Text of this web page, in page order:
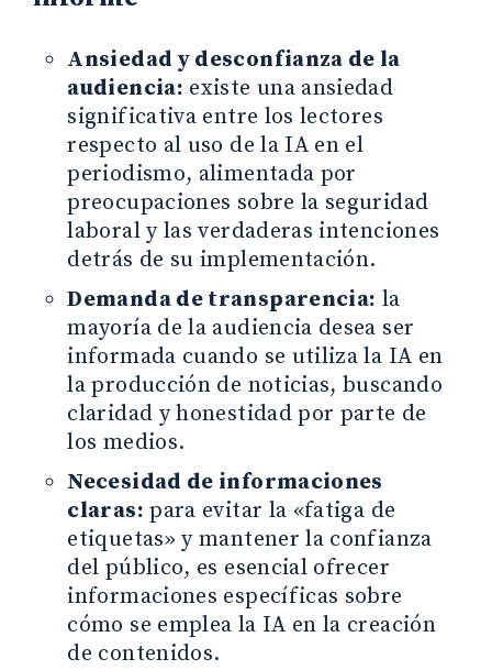
Ansiedad y desconfianza de la
audiencia: existe una ansiedad
significativa entre los lectores
respecto al uso de la IA en el
periodismo, alimentada por
preocupaciones sobre la seguridad
laboral y las verdaderas intenciones
detrás de su implementación.
Demanda de transparencia: la
mayoría de la audiencia desea ser
informada cuando se utiliza la IA en
la producción de noticias, buscando
claridad y honestidad por parte de
los medios.
Necesidad de informaciones
claras: para evitar la «fatiga de
etiquetas» y mantener la confianza
del público, es esencial ofrecer
informaciones específicas sobre
cómo se emplea la IA en la creación
de contenidos.